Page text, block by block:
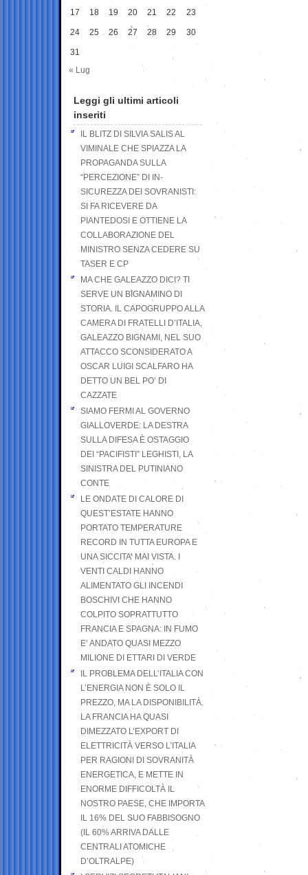
17 18 19 20 21 22 23
24 25 26 27 28 29 30
31
« Lug
Leggi gli ultimi articoli
inseriti
IL BLITZ DI SILVIA SALIS AL
VIMINALE CHE SPIAZZA LA
PROPAGANDA SULLA
“PERCEZIONE” DI IN-
SICUREZZA DEI SOVRANISTI:
SI FA RICEVERE DA
PIANTEDOSI E OTTIENE LA
COLLABORAZIONE DEL
MINISTRO SENZA CEDERE SU
TASER E CP
MA CHE GALEAZZO DICI? TI
SERVE UN BIGNAMINO DI
STORIA. IL CAPOGRUPPO ALLA
CAMERA DI FRATELLI D’ITALIA,
GALEAZZO BIGNAMI, NEL SUO
ATTACCO SCONSIDERATO A
OSCAR LUIGI SCALFARO HA
DETTO UN BEL PO’ DI
CAZZATE
SIAMO FERMI AL GOVERNO
GIALLOVERDE: LA DESTRA
SULLA DIFESA È OSTAGGIO
DEI “PACIFISTI” LEGHISTI, LA
SINISTRA DEL PUTINIANO
CONTE
LE ONDATE DI CALORE DI
QUEST’ESTATE HANNO
PORTATO TEMPERATURE
RECORD IN TUTTA EUROPA E
UNA SICCITA’ MAI VISTA. I
VENTI CALDI HANNO
ALIMENTATO GLI INCENDI
BOSCHIVI CHE HANNO
COLPITO SOPRATTUTTO
FRANCIA E SPAGNA: IN FUMO
E’ ANDATO QUASI MEZZO
MILIONE DI ETTARI DI VERDE
IL PROBLEMA DELL’ITALIA CON
L’ENERGIA NON È SOLO IL
PREZZO, MA LA DISPONIBILITÀ.
LA FRANCIA HA QUASI
DIMEZZATO L’EXPORT DI
ELETTRICITÀ VERSO L’ITALIA
PER RAGIONI DI SOVRANITÀ
ENERGETICA, E METTE IN
ENORME DIFFICOLTÀ IL
NOSTRO PAESE, CHE IMPORTA
IL 16% DEL SUO FABBISOGNO
(IL 60% ARRIVA DALLE
CENTRALI ATOMICHE
D’OLTRALPE)